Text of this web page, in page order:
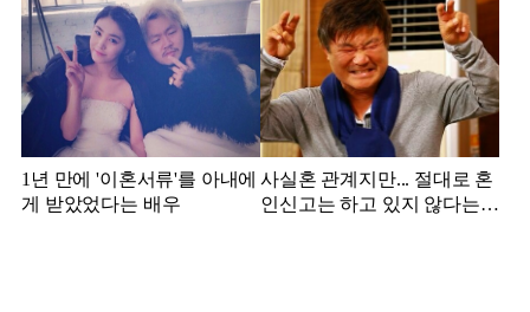
던 이상민이 캐스팅했다는 연
예인
1년 만에 '이혼서류'를 아내에
게 받았었다는 배우
사실혼 관계지만... 절대로 혼
인신고는 하고 있지 않다는